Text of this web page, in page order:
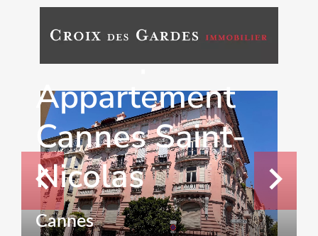
Verkoop
Appartement
Cannes Saint-
Nicolas
Cannes